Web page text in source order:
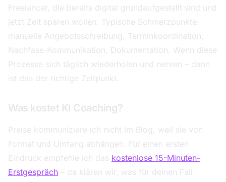
Freelancer, die bereits digital grundaufgestellt sind und
jetzt Zeit sparen wollen. Typische Schmerzpunkte:
manuelle Angebotsschreibung, Terminkoordination,
Nachfass-Kommunikation, Dokumentation. Wenn diese
Prozesse sich täglich wiederholen und nerven – dann
ist das der richtige Zeitpunkt.
Was kostet KI Coaching?
Preise kommuniziere ich nicht im Blog, weil sie von
Format und Umfang abhängen. Für einen ersten
Eindruck empfehle ich das kostenlose 15-Minuten-
Erstgespräch – da klären wir, was für deinen Fall